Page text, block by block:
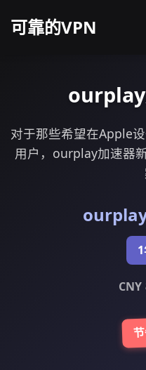
可靠的VPN
ourplay
对于那些希望在Apple
用户，ourplay加速器
CNY